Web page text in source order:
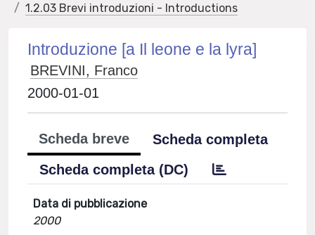
1.2.03 Brevi introduzioni - Introductions
Introduzione [a Il leone e la lyra]
BREVINI, Franco
2000-01-01
Scheda breve
Scheda completa
Scheda completa (DC)
Data di pubblicazione
2000